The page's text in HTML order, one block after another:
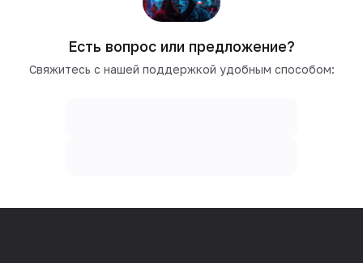
Есть вопрос или предложение?
Свяжитесь с нашей поддержкой удобным способом: